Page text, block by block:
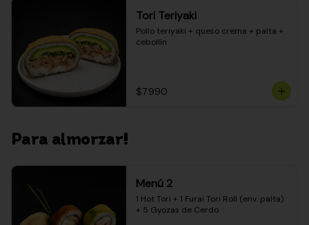
Tori Teriyaki
Pollo teriyaki + queso crema + palta +
cebollín
$7.990
Para almorzar!
Menú 2
1 Hot Tori + 1 Furai Tori Roll (env. palta)
+ 5 Gyozas de Cerdo